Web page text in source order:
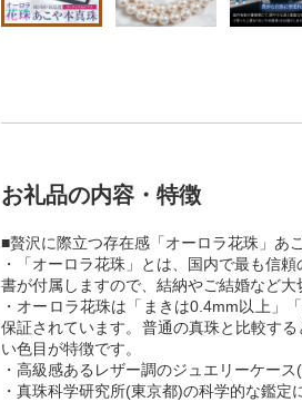
お礼品の内容・特徴
■贅沢に際立つ存在感「オーロラ花珠」あ
・「オーロラ花珠」とは、国内で最も信
書が付属しますので、結納やご結婚など大
・オーロラ花珠は「まきは0.4mm以上」
保証されています。普通の真珠と比較す
い色目が特徴です。
・高級感あるレザー調のジュエリーケー
・真珠科学研究所(東京都)の科学的な鑑